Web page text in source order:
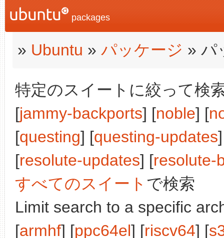
packages
» Ubuntu » パッケージ » パ
特定のスイートに絞って検
[jammy-backports] [noble] [
[questing] [questing-updates
[resolute-updates] [resolute-
すべてのスイート で検索
Limit search to a specific
[armhf] [ppc64el] [riscv64] [